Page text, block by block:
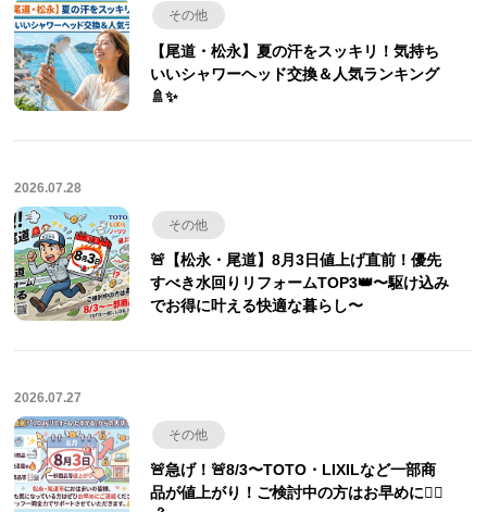
その他
【尾道・松永】夏の汗をスッキリ！気持ち
いいシャワーヘッド交換＆人気ランキング
🚿✨
2026.07.28
その他
🚨【松永・尾道】8月3日値上げ直前！優先
すべき水回りリフォームTOP3👑〜駆け込み
でお得に叶える快適な暮らし〜
2026.07.27
その他
🚨急げ！🚨8/3〜TOTO・LIXILなど一部商
品が値上がり！ご検討中の方はお早めに🏃‍♂️